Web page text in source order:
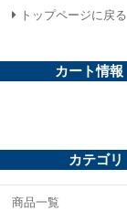
トップページに戻る
カート情報
カテゴリ
商品一覧